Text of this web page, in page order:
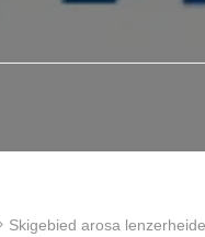
Skigebied arosa lenzerheide